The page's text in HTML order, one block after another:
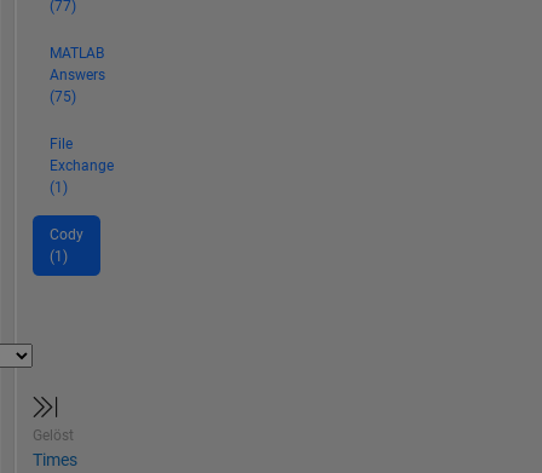
(77)
MATLAB
Answers
(75)
File
Exchange
(1)
Cody
(1)
Gelöst
Times